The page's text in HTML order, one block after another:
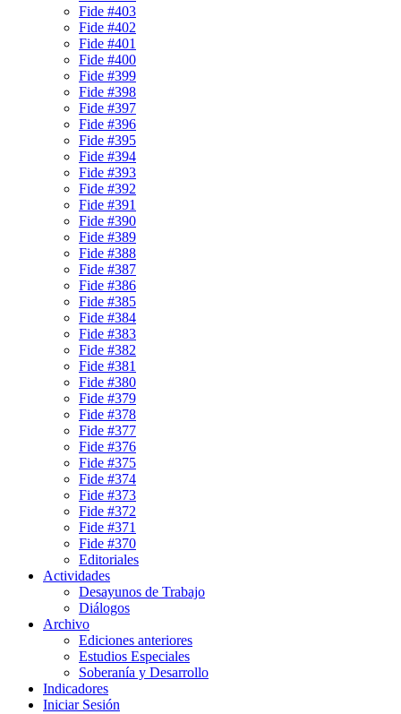
Fide #403
Fide #402
Fide #401
Fide #400
Fide #399
Fide #398
Fide #397
Fide #396
Fide #395
Fide #394
Fide #393
Fide #392
Fide #391
Fide #390
Fide #389
Fide #388
Fide #387
Fide #386
Fide #385
Fide #384
Fide #383
Fide #382
Fide #381
Fide #380
Fide #379
Fide #378
Fide #377
Fide #376
Fide #375
Fide #374
Fide #373
Fide #372
Fide #371
Fide #370
Editoriales
Actividades
Desayunos de Trabajo
Diálogos
Archivo
Ediciones anteriores
Estudios Especiales
Soberanía y Desarrollo
Indicadores
Iniciar Sesión